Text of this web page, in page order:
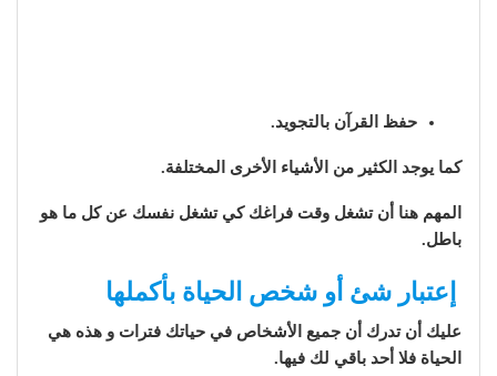
حفظ القرآن بالتجويد.
كما يوجد الكثير من الأشياء الأخرى المختلفة.
المهم هنا أن تشغل وقت فراغك كي تشغل نفسك عن كل ما هو
باطل.
إعتبار شئ أو شخص الحياة بأكملها
عليك أن تدرك أن جميع الأشخاص في حياتك فترات و هذه هي
الحياة فلا أحد باقي لك فيها.